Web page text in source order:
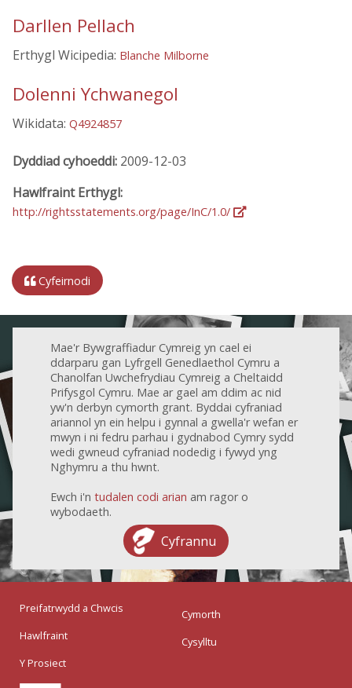
Darllen Pellach
Erthygl Wicipedia: Blanche Milborne
Dolenni Ychwanegol
Wikidata: Q4924857
Dyddiad cyhoeddi: 2009-12-03
Hawlfraint Erthygl:
http://rightsstatements.org/page/InC/1.0/
Cyfeirnodi
Mae'r Bywgraffiadur Cymreig yn cael ei
ddarparu gan Lyfrgell Genedlaethol Cymru a
Chanolfan Uwchefrydiau Cymreig a Cheltaidd
Prifysgol Cymru. Mae ar gael am ddim ac nid
yw'n derbyn cymorth grant. Byddai cyfraniad
ariannol yn ein helpu i gynnal a gwella'r wefan er
mwyn i ni fedru parhau i gydnabod Cymry sydd
wedi gwneud cyfraniad nodedig i fywyd yng
Nghymru a thu hwnt.
Ewch i'n tudalen codi arian am ragor o
wybodaeth.
Cyfrannu
Preifatrwydd a Chwcis
Hawlfraint
Y Prosiect
Cymorth
Cysylltu